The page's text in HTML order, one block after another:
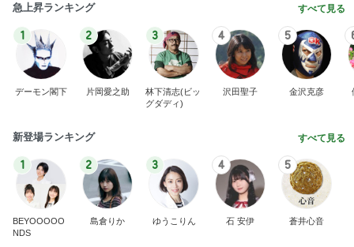
急上昇ランキング すべて見る
1
デーモン閣下
2
片岡愛之助
3
林下清志(ビッ
グダディ)
4
沢田聖子
5
金沢克彦
新登場ランキング すべて見る
1
BEYOOOOO
NDS
2
島倉りか
3
ゆうこりん
4
石 安伊
5
蒼井心音